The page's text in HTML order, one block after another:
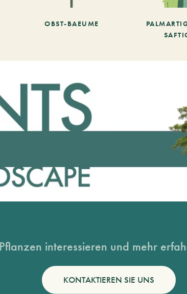
OBST-BAEUME
interessieren und mehr
KONTAKTIEREN SIE UNS